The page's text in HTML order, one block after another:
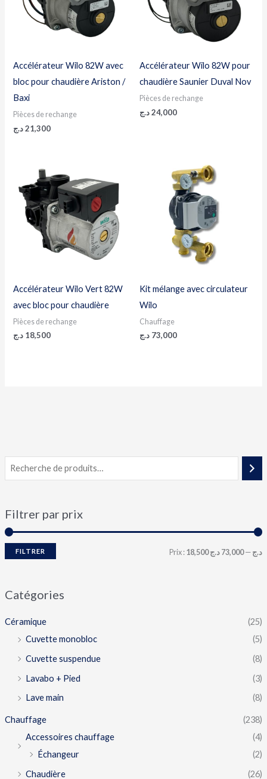
Filtrer par prix
FILTRER Prix : 18,500 د.ج—73,000 د.ج
Catégories
Céramique
(25)
Cuvette monobloc
(5)
Cuvette suspendue
(8)
Lavabo + Pied
(3)
Lave main
(8)
Chauffage
(238)
Accessoires chauffage
(4)
Échangeur
(2)
Chaudière
(26)
Accélérateur Wilo 82W avec
bloc pour chaudière Ariston /
Baxi
Pièces de rechange
21,300 د.ج
Accélérateur Wilo 82W pour
chaudière Saunier Duval Nov
Pièces de rechange
24,000د.ج
Accélérateur Wilo Vert 82W
avec bloc pour chaudière
Pièces de rechange
18,500 د.ج
Kit mélange avec circulateur
Wilo
Chauffage
73,000 د.ج